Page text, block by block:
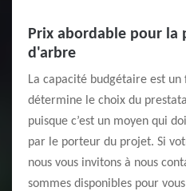
Prix abordable pour la
d'arbre
La capacité budgétaire est
détermine le choix du
puisque c’est un moyen qui
par le porteur du projet. Si
nous vous invitons à nous
sommes disponibles pour